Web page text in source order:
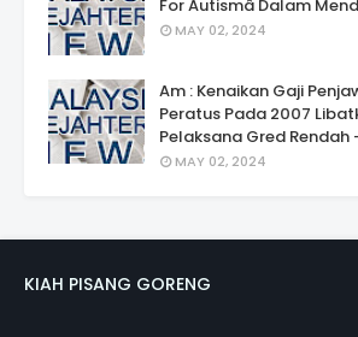
For Autismâ Dalam
MAY 02, 2024
Am : Kenaikan Gaji
Peratus Pada 2007
Pelaksana Gred Rendah
MAY 02, 2024
KIAH PISANG GORENG